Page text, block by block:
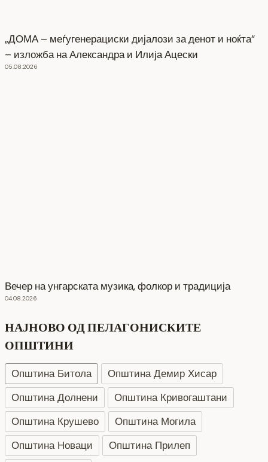
„ДОМА – меѓугенерациски дијалози за денот и ноќта“
– изложба на Александра и Илија Ацески
05.08.2026
Вечер на унгарската музика, фолкор и традиција
04.08.2026
НАЈНОВО ОД ПЕЛАГОНИСКИТЕ
ОПШТИНИ
Општина Битола
Општина Демир Хисар
Општина Долнени
Општина Кривогаштани
Општина Крушево
Општина Могила
Општина Новаци
Општина Прилеп